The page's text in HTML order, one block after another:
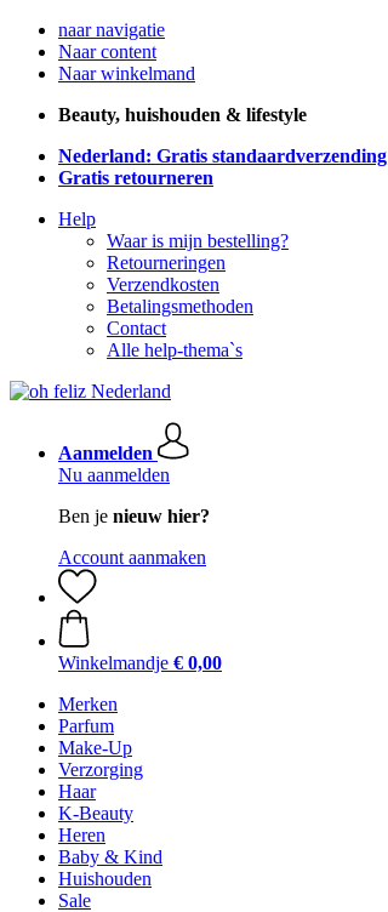
naar navigatie
Naar content
Naar winkelmand
Beauty, huishouden & lifestyle
Nederland: Gratis standaardverzending
Gratis retourneren
Help
Waar is mijn bestelling?
Retourneringen
Verzendkosten
Betalingsmethoden
Contact
Alle help-thema`s
Aanmelden
Nu aanmelden
Ben je nieuw hier?
Account aanmaken
Winkelmandje € 0,00
Merken
Parfum
Make-Up
Verzorging
Haar
K-Beauty
Heren
Baby & Kind
Huishouden
Sale